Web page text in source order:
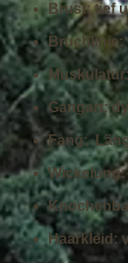
Brust: tief
Bruchlinie:
Gangart:
Fang:
Wickelung:
Haarkleid: